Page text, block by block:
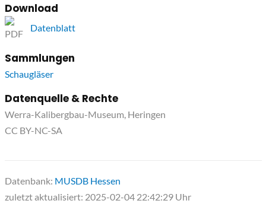
Download
Datenblatt
Sammlungen
Schaugläser
Datenquelle & Rechte
Werra-Kalibergbau-Museum, Heringen
CC BY-NC-SA
Datenbank: MUSDB Hessen
zuletzt aktualisiert: 2025-02-04 22:42:29 Uhr